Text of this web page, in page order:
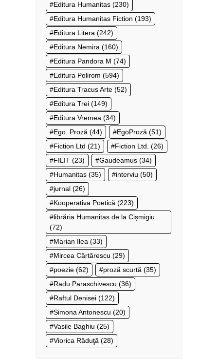
Editura Humanitas (230)
Editura Humanitas Fiction (193)
Editura Litera (242)
Editura Nemira (160)
Editura Pandora M (74)
Editura Polirom (594)
Editura Tracus Arte (52)
Editura Trei (149)
Editura Vremea (34)
Ego. Proză (44) EgoProză (51)
Fiction Ltd (21) Fiction Ltd. (26)
FILIT (23) Gaudeamus (34)
Humanitas (35) interviu (50)
jurnal (26)
Kooperativa Poetică (223)
librăria Humanitas de la Cișmigiu
(72)
Marian Ilea (33)
Mircea Cărtărescu (29)
poezie (62) proză scurtă (35)
Radu Paraschivescu (36)
Raftul Denisei (122)
Simona Antonescu (20)
Vasile Baghiu (25)
Viorica Răduţă (28)